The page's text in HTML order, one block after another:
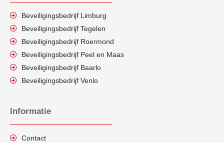
Beveiligingsbedrijf Limburg
Beveiligingsbedrijf Tegelen
Beveiligingsbedrijf Roermond
Beveiligingsbedrijf Peel en Maas
Beveiligingsbedrijf Baarlo
Beveiligingsbedrijf Venlo
Informatie
Contact